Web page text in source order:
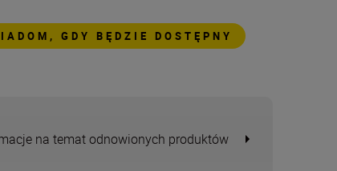
GDY BĘDZIE DOSTĘPNY
na temat odnowionych produktów